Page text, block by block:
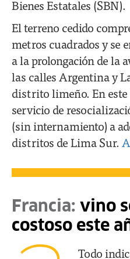
Bienes Estatales (SBN).
El terreno cedido
metros cuadrados y se
a la prolongación de la
las calles Argentina y
distrito limeño. En este
servicio de
(sin internamiento) a
distritos de Lima Sur.
Francia: vino
costoso este
Todo